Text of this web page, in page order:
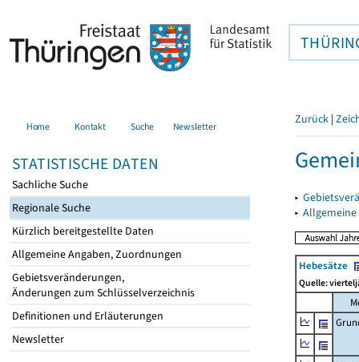
Home Kontakt Suche Newsletter
STATISTISCHE DATEN
Sachliche Suche
Regionale Suche
Kürzlich bereitgestellte Daten
Allgemeine Angaben, Zuordnungen
Gebietsveränderungen,
Änderungen zum Schlüsselverzeichnis
Definitionen und Erläuterungen
Newsletter
Zurück |
▸
▸
Hebesätze
Quelle: